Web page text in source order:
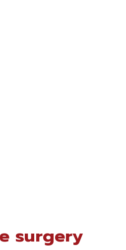
surgery